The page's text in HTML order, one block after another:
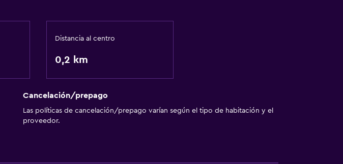
Distancia al centro
0,2 km
Cancelación/prepago
Las políticas de cancelación/prepago varían según el tipo de habitación y el
proveedor.